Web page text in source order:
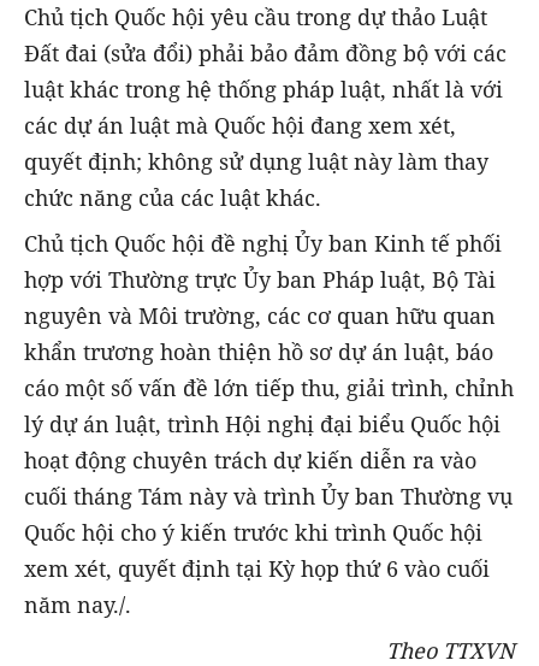
Chủ tịch Quốc hội yêu cầu trong dự thảo Luật
Đất đai (sửa đổi) phải bảo đảm đồng bộ với các
luật khác trong hệ thống pháp luật, nhất là với
các dự án luật mà Quốc hội đang xem xét,
quyết định; không sử dụng luật này làm thay
chức năng của các luật khác.
Chủ tịch Quốc hội đề nghị Ủy ban Kinh tế phối
hợp với Thường trực Ủy ban Pháp luật, Bộ Tài
nguyên và Môi trường, các cơ quan hữu quan
khẩn trương hoàn thiện hồ sơ dự án luật, báo
cáo một số vấn đề lớn tiếp thu, giải trình, chỉnh
lý dự án luật, trình Hội nghị đại biểu Quốc hội
hoạt động chuyên trách dự kiến diễn ra vào
cuối tháng Tám này và trình Ủy ban Thường vụ
Quốc hội cho ý kiến trước khi trình Quốc hội
xem xét, quyết định tại Kỳ họp thứ 6 vào cuối
năm nay./.
Theo TTXVN